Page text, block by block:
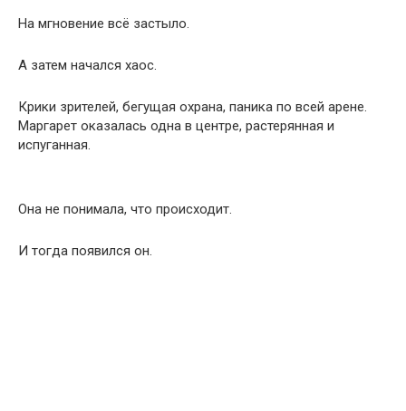
На мгновение всё застыло.
А затем начался хаос.
Крики зрителей, бегущая охрана, паника по всей арене.
Маргарет оказалась одна в центре, растерянная и
испуганная.
Она не понимала, что происходит.
И тогда появился он.